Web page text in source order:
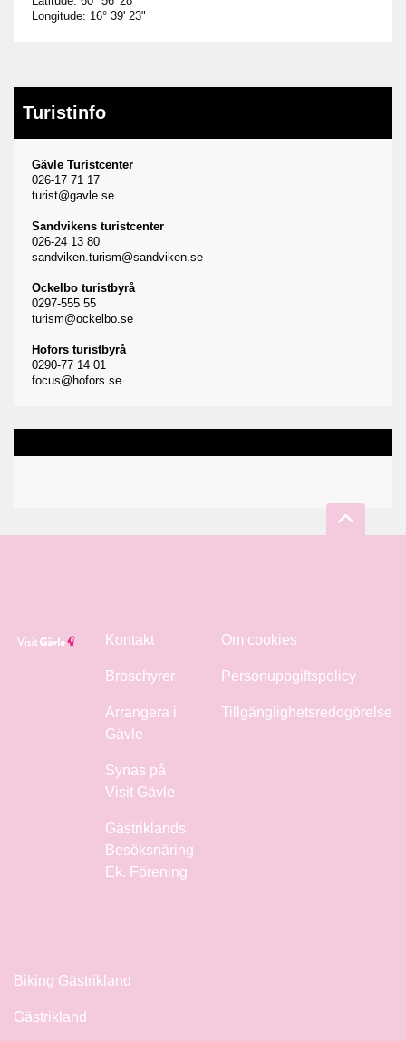
Longitude: 16° 39' 23"
Turistinfo
Gävle Turistcenter
026-17 71 17
turist@gavle.se
Sandvikens turistcenter
026-24 13 80
sandviken.turism@sandviken.se
Ockelbo turistbyrå
0297-555 55
turism@ockelbo.se
Hofors turistbyrå
0290-77 14 01
focus@hofors.se
Kontakt
Broschyrer
Arrangera i
Gävle
Synas på
Visit Gävle
Gästriklands
Besöksnäring
Ek. Förening
Om cookies
Personuppgiftspolicy
Tillgänglighetsredogörelse
Biking Gästrikland
Gästrikland